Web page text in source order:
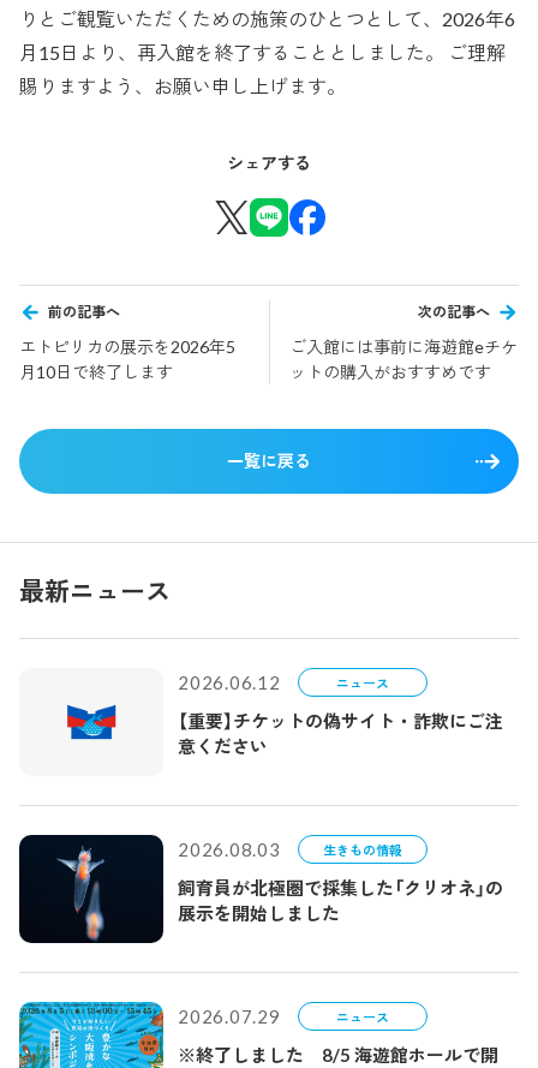
りとご観覧いただくための施策のひとつとして、2026年6
月15日より、再入館を終了することとしました。 ご理解
賜りますよう、お願い申し上げます。
シェアする
前の記事へ
エトピリカの展示を2026年5
月10日で終了します
次の記事へ
ご入館には事前に海遊館eチケ
ットの購入がおすすめです
一覧に戻る
最新ニュース
2026.06.12 ニュース
【重要】チケットの偽サイト・詐欺にご注
意ください
2026.08.03 生きもの情報
飼育員が北極圏で採集した「クリオネ」の
展示を開始しました
2026.07.29 ニュース
※終了しました 8/5 海遊館ホールで開